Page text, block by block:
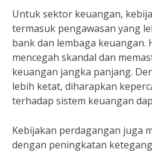
Untuk sektor keuangan,
termasuk pengawasan yang
bank dan lembaga
mencegah skandal dan
keuangan jangka panjang.
lebih ketat, diharapkan
terhadap sistem keuangan
Kebijakan perdagangan juga
dengan peningkatan